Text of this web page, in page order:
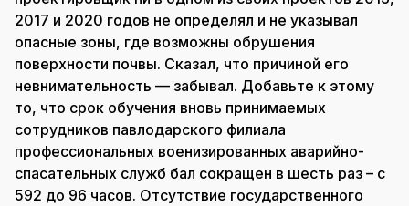
2017 и 2020 годов не определял и не указывал
опасные зоны, где возможны обрушения
поверхности почвы. Сказал, что причиной его
невнимательность — забывал. Добавьте к этому
то, что срок обучения вновь принимаемых
сотрудников павлодарского филиала
профессиональных военизированных аварийно-
спасательных служб бал сокращен в шесть раз – с
592 до 96 часов. Отсутствие государственного